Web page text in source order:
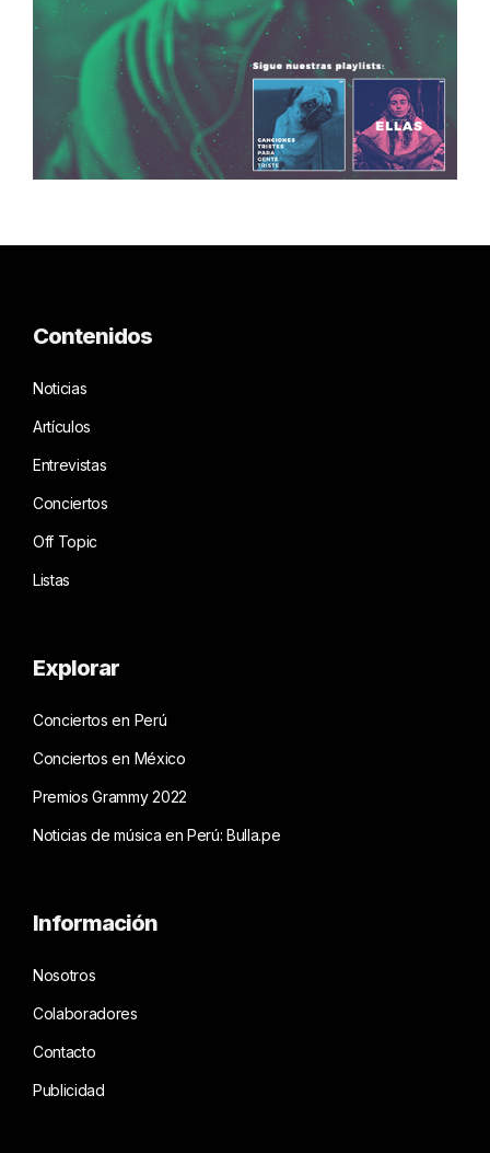
Contenidos
Noticias
Artículos
Entrevistas
Conciertos
Off Topic
Listas
Explorar
Conciertos en Perú
Conciertos en México
Premios Grammy 2022
Noticias de música en Perú: Bulla.pe
Información
Nosotros
Colaboradores
Contacto
Publicidad